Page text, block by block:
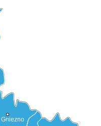
Gniezno